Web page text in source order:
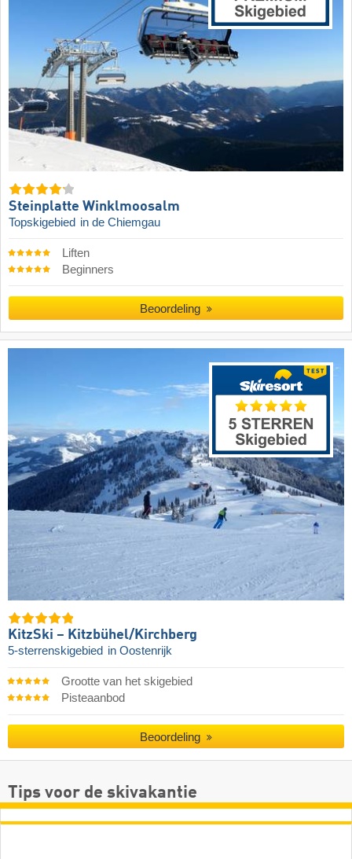
Steinplatte Winklmoosalm
Topskigebied in de Chiemgau
Liften
Beginners
Beoordeling
KitzSki – Kitzbühel/​Kirchberg
5-sterrenskigebied in Oostenrijk
Grootte van het skigebied
Pisteaanbod
Beoordeling
Tips voor de skivakantie